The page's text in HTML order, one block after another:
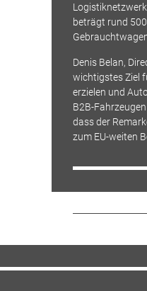
beträgt rund
Denis Belan,
wichtigstes Ziel
erzielen und
B2B-
dass der
zum EU-weiten